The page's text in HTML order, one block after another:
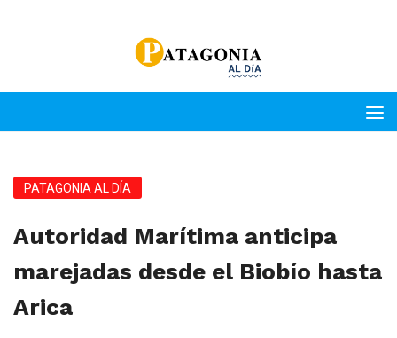
PATAGONIA AL DÍA
Autoridad Marítima anticipa
marejadas desde el Biobío hasta
Arica